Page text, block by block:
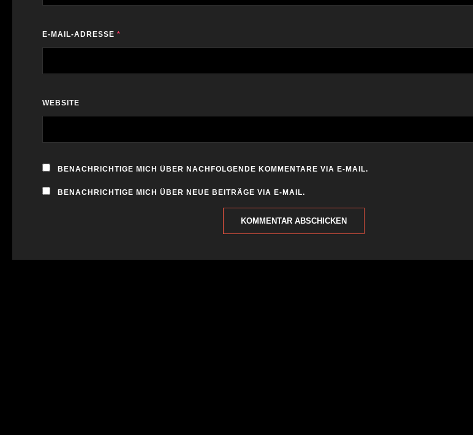
E-MAIL-ADRESSE *
WEBSITE
BENACHRICHTIGE MICH ÜBER NACHFOLGENDE KOMMENTARE VIA E-MAIL.
BENACHRICHTIGE MICH ÜBER NEUE BEITRÄGE VIA E-MAIL.